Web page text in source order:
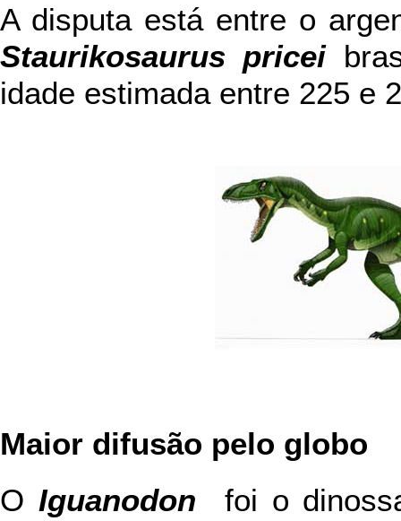
A disputa está entre o
Staurikosaurus pricei
idade estimada entre 225 e
Maior difusão pelo globo
O Iguanodon
foi o